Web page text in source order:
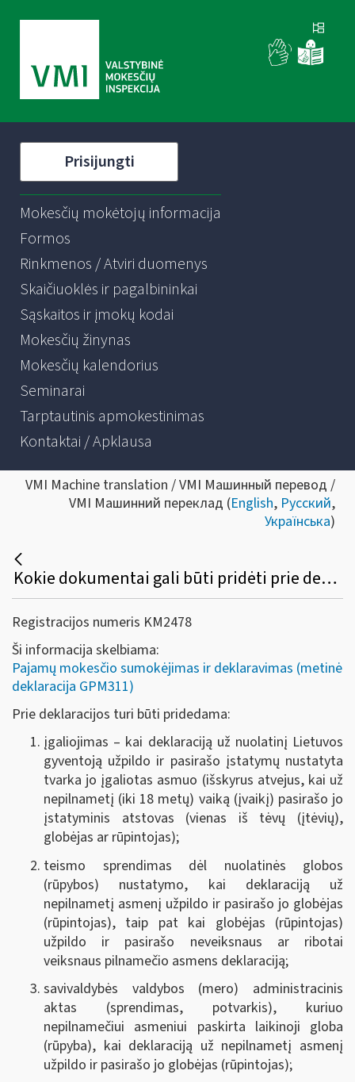
Prisijungti
Mokesčių mokėtojų informacija
Formos
Rinkmenos / Atviri duomenys
Skaičiuoklės ir pagalbininkai
Sąskaitos ir įmokų kodai
Mokesčių žinynas
Mokesčių kalendorius
Seminarai
Tarptautinis apmokestinimas
Kontaktai / Apklausa
VMI Machine translation / VMI Машинный перевод /
VMI Машинний переклад (English, Русский,
Українська)
Kokie dokumentai gali būti pridėti prie deklaracijos GPM311 formos?
Registracijos numeris KM2478
Ši informacija skelbiama:
Pajamų mokesčio sumokėjimas ir deklaravimas (metinė
deklaracija GPM311)
Prie deklaracijos turi būti pridedama:
įgaliojimas – kai deklaraciją už nuolatinį Lietuvos
gyventoją užpildo ir pasirašo įstatymų nustatyta
tvarka jo įgaliotas asmuo (išskyrus atvejus, kai už
nepilnametį (iki 18 metų) vaiką (įvaikį) pasirašo jo
įstatyminis atstovas (vienas iš tėvų (įtėvių),
globėjas ar rūpintojas);
teismo sprendimas dėl nuolatinės globos
(rūpybos) nustatymo, kai deklaraciją už
nepilnametį asmenį užpildo ir pasirašo jo globėjas
(rūpintojas), taip pat kai globėjas (rūpintojas)
užpildo ir pasirašo neveiksnaus ar ribotai
veiksnaus pilnamečio asmens deklaraciją;
savivaldybės valdybos (mero) administracinis
aktas (sprendimas, potvarkis), kuriuo
nepilnamečiui asmeniui paskirta laikinoji globa
(rūpyba), kai deklaraciją už nepilnametį asmenį
užpildo ir pasirašo jo globėjas (rūpintojas);